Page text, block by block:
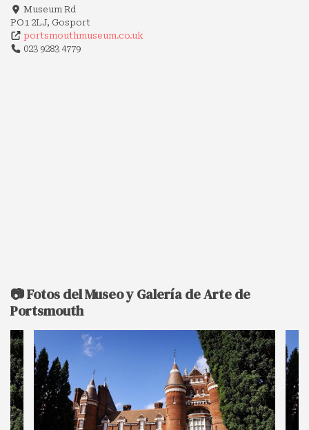
Museum Rd
PO1 2LJ, Gosport
portsmouthmuseum.co.uk
023 9283 4779
📷 Fotos del Museo y Galería de Arte de
Portsmouth